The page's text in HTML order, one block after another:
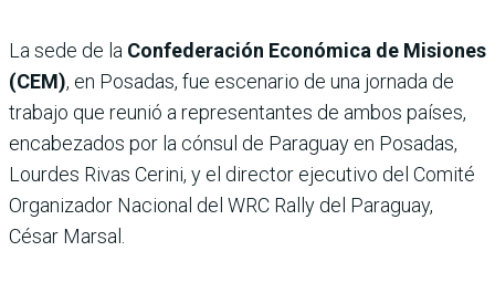
La sede de la Confederación Económica de Misiones
(CEM), en Posadas, fue escenario de una jornada de
trabajo que reunió a representantes de ambos países,
encabezados por la cónsul de Paraguay en Posadas,
Lourdes Rivas Cerini, y el director ejecutivo del Comité
Organizador Nacional del WRC Rally del Paraguay,
César Marsal.